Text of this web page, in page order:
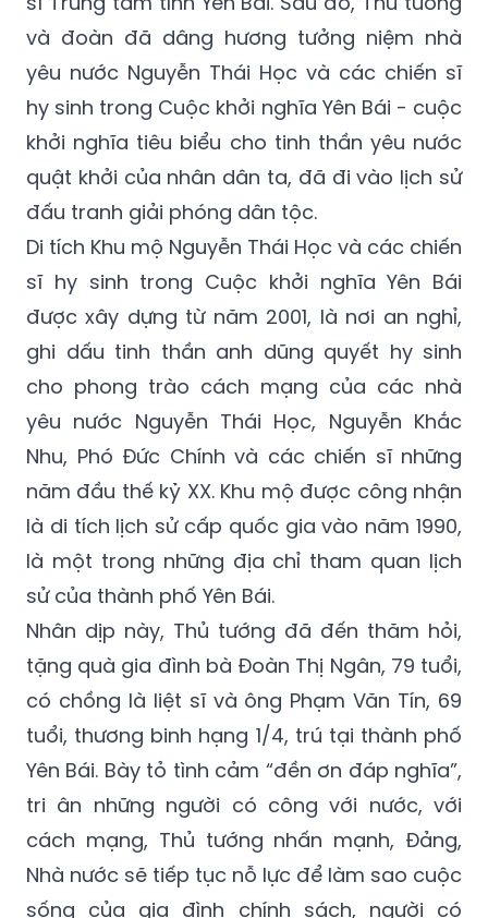
yêu nước Nguyễn Thái Học và các chiến sĩ
hy sinh trong Cuộc khởi nghĩa Yên Bái - cuộc
khởi nghĩa tiêu biểu cho tinh thần yêu nước
quật khởi của nhân dân ta, đã đi vào lịch sử
đấu tranh giải phóng dân tộc.
Di tích Khu mộ Nguyễn Thái Học và các chiến
sĩ hy sinh trong Cuộc khởi nghĩa Yên Bái
được xây dựng từ năm 2001, là nơi an nghỉ,
ghi dấu tinh thần anh dũng quyết hy sinh
cho phong trào cách mạng của các nhà
yêu nước Nguyễn Thái Học, Nguyễn Khắc
Nhu, Phó Đức Chính và các chiến sĩ những
năm đầu thế kỷ XX. Khu mộ được công nhận
là di tích lịch sử cấp quốc gia vào năm 1990,
là một trong những địa chỉ tham quan lịch
sử của thành phố Yên Bái.
Nhân dịp này, Thủ tướng đã đến thăm hỏi,
tặng quà gia đình bà Đoàn Thị Ngân, 79 tuổi,
có chồng là liệt sĩ và ông Phạm Văn Tín, 69
tuổi, thương binh hạng 1/4, trú tại thành phố
Yên Bái. Bày tỏ tình cảm “đền ơn đáp nghĩa”,
tri ân những người có công với nước, với
cách mạng, Thủ tướng nhấn mạnh, Đảng,
Nhà nước sẽ tiếp tục nỗ lực để làm sao cuộc
sống của gia đình chính sách, người có
công ngày càng tốt hơn.